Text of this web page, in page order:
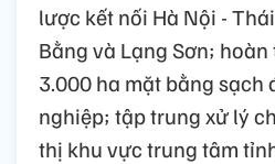
lược kết nối Hà Nội -
Bằng và Lạng Sơn;
3.000 ha mặt bằng sạch
nghiệp; tập trung xử lý
thị khu vực trung tâm